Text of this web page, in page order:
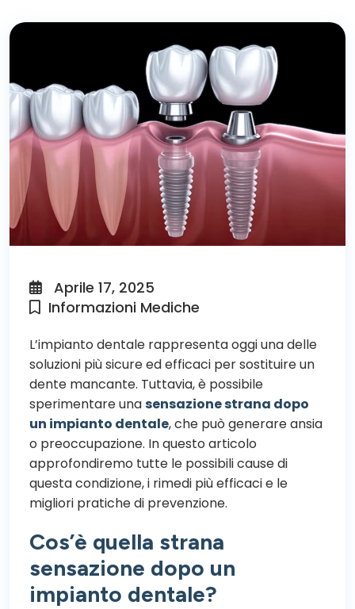
Aprile 17, 2025
Informazioni Mediche
L’impianto dentale rappresenta oggi una delle
soluzioni più sicure ed efficaci per sostituire un
dente mancante. Tuttavia, è possibile
sperimentare unasensazione strana dopo
un impianto dentale, che può generare ansia
o preoccupazione. In questo articolo
approfondiremo tutte le possibili cause di
questa condizione, i rimedi più efficaci e le
migliori pratiche di prevenzione.
Cos’è quella strana
sensazione dopo un
impianto dentale?